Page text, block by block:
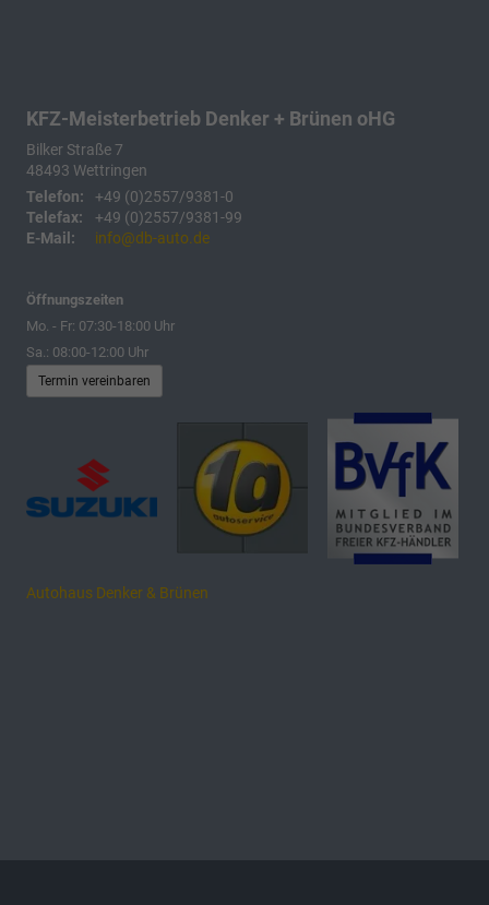
KFZ-Meisterbetrieb Denker + Brünen oHG
Bilker Straße 7
48493 Wettringen
Telefon:
+49 (0)2557/9381-0
Telefax:
+49 (0)2557/9381-99
E-Mail:
info@db-auto.de
Öffnungszeiten
Mo. - Fr: 07:30-18:00 Uhr
Sa.: 08:00-12:00 Uhr
Termin vereinbaren
Autohaus Denker & Brünen